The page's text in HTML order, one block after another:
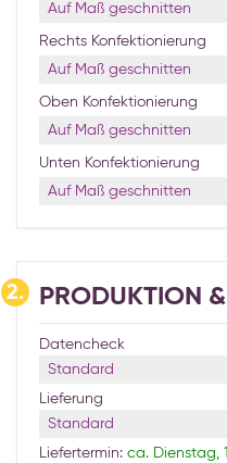
Auf Maß geschnitten
Rechts Konfektionierung
Auf Maß geschnitten
Oben Konfektionierung
Auf Maß geschnitten
Unten Konfektionierung
Auf Maß geschnitten
2. PRODUKTION
Datencheck
Standard
Lieferung
Standard
Liefertermin: ca. Dienstag,